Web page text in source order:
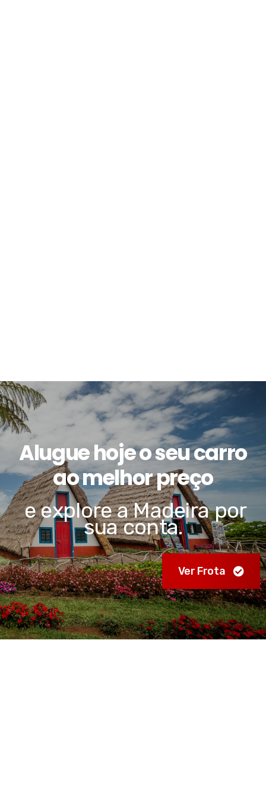
Alugue hoje o seu carro
ao melhor preço
e explore a Madeira por
sua conta.
Ver Frota